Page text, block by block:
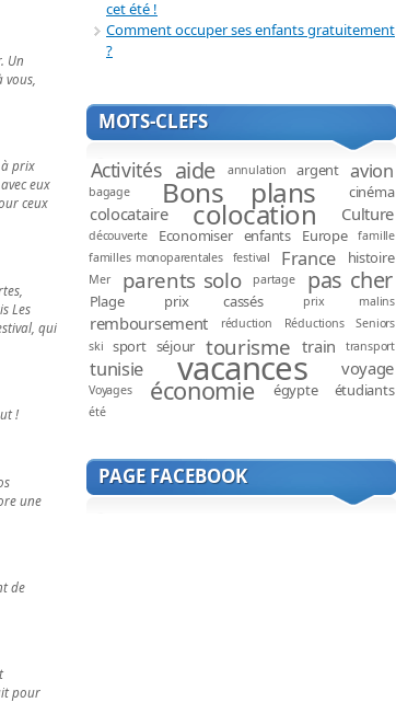
Un
vous,
prix
eux
ceux
Les
qui
!
une
de
pour
cet été !
Comment occuper ses enfants gratuitement
?
MOTS-CLEFS
Activités aide annulation argent avion
bagage Bons plans cinéma
colocataire colocation Culture
découverte Economiser enfants Europe
famille
familles monoparentales
festival France histoire
Mer parents solo partage pas cher
Plage prix cassés prix malins
remboursement réduction Réductions
Seniors
ski
sport séjour tourisme train transport
tunisie vacances voyage
Voyages économie égypte étudiants
été
PAGE FACEBOOK